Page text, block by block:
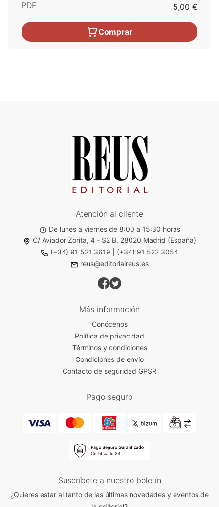
PDF 5,00 €
Comprar
Atención al cliente
De lunes a viernes de 8:00 a 15:30 horas
C/ Aviador Zorita, 4 - S2 B. 28020 Madrid (España)
(+34) 91 521 3619
(+34) 91 522 3054
reus@editorialreus.es
Más información
Conócenos
Política de privacidad
Términos y condiciones
Condiciones de envío
Contacto de seguridad GPSR
Pago seguro
Suscríbete a nuestro boletín
¿Quieres estar al tanto de las últimas novedades y eventos de